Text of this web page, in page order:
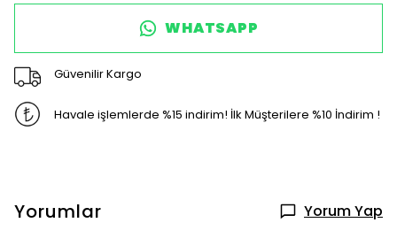
WHATSAPP
Güvenilir Kargo
Havale işlemlerde %15 indirim! İlk Müşterilere %10 İndirim !
Yorumlar Yorum Yap